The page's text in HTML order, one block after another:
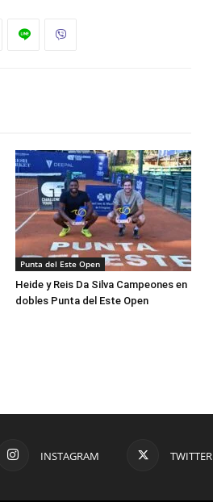
Punta del Este Open
Heide y Reis Da Silva Campeones en
dobles Punta del Este Open
INSTAGRAM TWITTER